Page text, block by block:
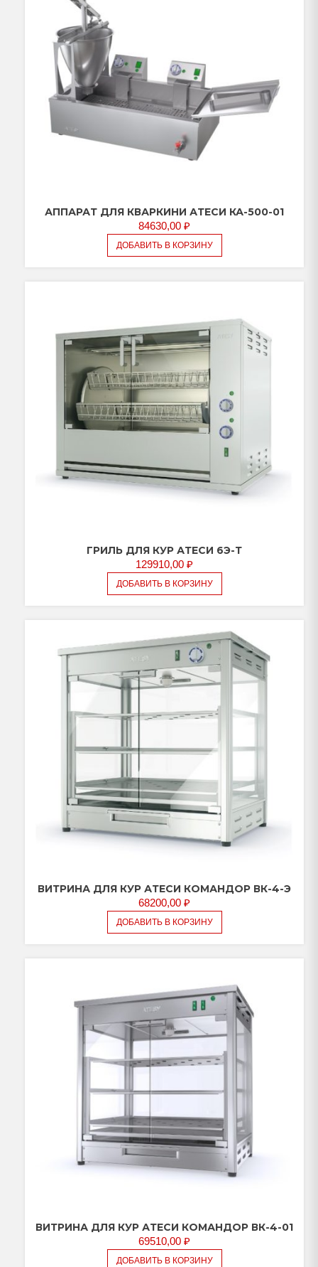
АППАРАТ ДЛЯ КВАРКИНИ АТЕСИ КА-500-01
84630,00 ₽
ДОБАВИТЬ В КОРЗИНУ
ГРИЛЬ ДЛЯ КУР АТЕСИ 6Э-Т
129910,00 ₽
ДОБАВИТЬ В КОРЗИНУ
ВИТРИНА ДЛЯ КУР АТЕСИ КОМАНДОР ВК-4-Э
68200,00 ₽
ДОБАВИТЬ В КОРЗИНУ
ВИТРИНА ДЛЯ КУР АТЕСИ КОМАНДОР ВК-4-01
69510,00 ₽
ДОБАВИТЬ В КОРЗИНУ